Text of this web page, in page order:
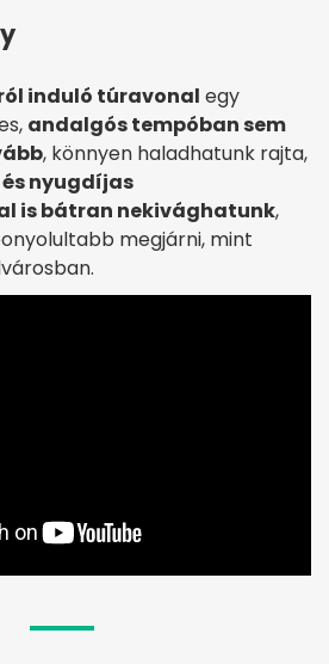
induló túravonal egy
andalgós tempóban sem
, könnyen haladhatunk rajta,
nyugdíjas
is bátran nekivághatunk,
megjárni, mint